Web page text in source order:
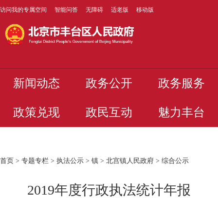
访问我的专属空间 智能问答 无障碍 适老版 移动版
新闻动态 政务公开 政务服务
政策兑现 政民互动 魅力丰台
首页 > 专题专栏 > 执法公示 > 镇 > 北宫镇人民政府 > 综合公示
2019年度行政执法统计年报